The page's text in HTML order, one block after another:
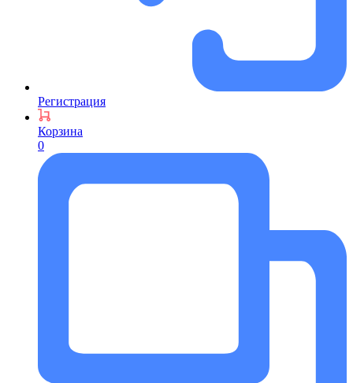
Регистрация
Корзина
0